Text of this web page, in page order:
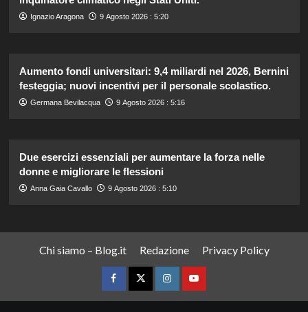
Ignazio Aragona 9 Agosto 2026 : 5:20
Aumento fondi universitari: 9,4 miliardi nel 2026, Bernini
festeggia; nuovi incentivi per il personale scolastico.
Germana Bevilacqua 9 Agosto 2026 : 5:16
Due esercizi essenziali per aumentare la forza nelle
donne e migliorare le flessioni
Anna Gaia Cavallo 9 Agosto 2026 : 5:10
Chi siamo – Blog.it Redazione Privacy Policy
FacebookTwitterInstagramYouTube